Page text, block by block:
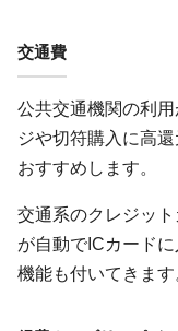
交通費
公共交通機関の利
ジや切符購入に高
おすすめします。
交通系のクレジッ
が自動でICカード
機能も付いてきます